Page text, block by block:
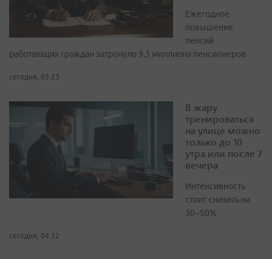
Ежегодное
повышение
пенсий
работающих граждан затронуло 9,3 миллиона пенсионеров
сегодня, 03:23
В жару
тренироваться
на улице можно
только до 10
утра или после 7
вечера
Интенсивность
стоит снизить на
30–50%
сегодня, 04:32